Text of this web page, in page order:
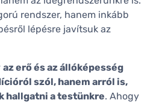
rendszer, hanem inkább
lépésre javítsuk az
az erő és az állóképesség
szól, hanem arról is,
hallgatni a testünkre. Ahogy